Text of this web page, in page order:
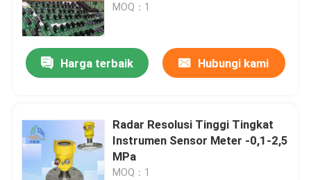
MOQ：1
Harga terbaik Hubungi kami
Radar Resolusi Tinggi Tingkat
Instrumen Sensor Meter -0,1-2,5
MPa
MOQ：1